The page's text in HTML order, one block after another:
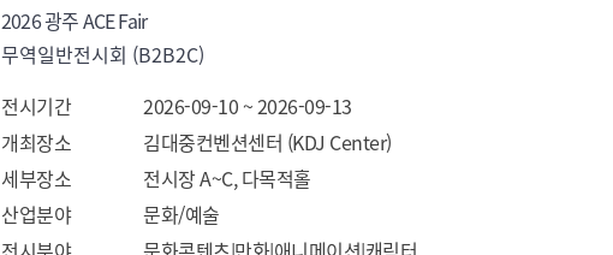
2026 광주 ACE Fair
무역일반전시회 (B2B2C)
전시기간
2026-09-10 ~ 2026-09-13
개최장소
김대중컨벤션센터 (KDJ Center)
세부장소
전시장 A~C, 다목적홀
산업분야
문화/예술